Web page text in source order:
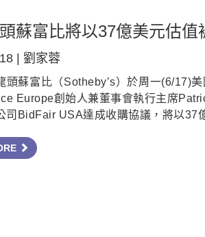
蘇富比將以37億美元估值
| 劉家蓉
頭蘇富比（Sotheby’s）於周一(6/17)
Europe創始人兼董事會執行主席
司BidFair USA達成收購協議，將以37